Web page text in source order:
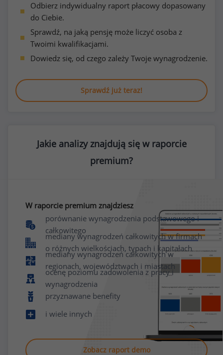
Odbierz indywidualny raport płacowy dopasowany
do Ciebie.
Sprawdź, na jaką pensję może liczyć osoba z
Twoimi kwalifikacjami.
Dowiedz się, od czego zależy Twoje wynagrodzenie.
Sprawdź już teraz!
Jakie analizy znajdują się w raporcie
premium?
W raporcie premium znajdziesz
porównanie wynagrodzenia podstawowego i
całkowitego
mediany wynagrodzeń całkowitych w firmach
o różnych wielkościach, typach i kapitałach
mediany wynagrodzeń całkowitych w
regionach, województwach i miastach
ocenę poziomu zadowolenia z pracy i
wynagrodzenia
przyznawane benefity
i wiele innych
Zobacz raport demo